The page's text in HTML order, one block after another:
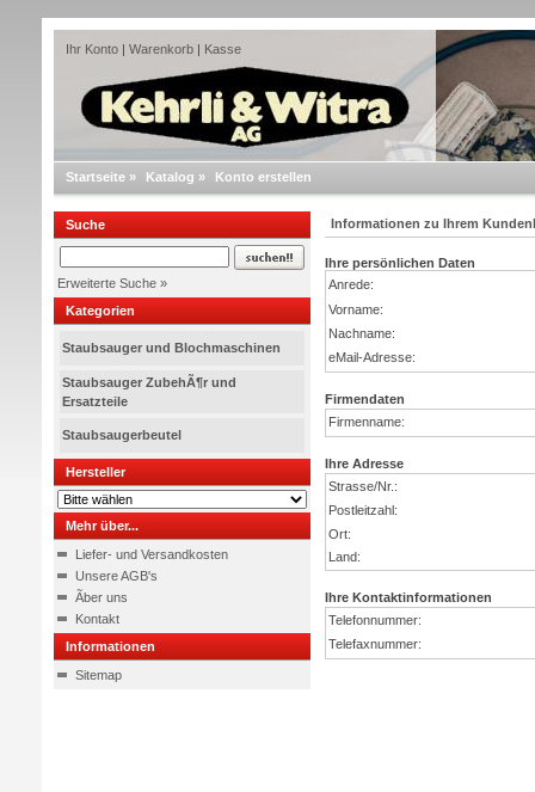
Ihr Konto | Warenkorb | Kasse
Startseite » Katalog » Konto erstellen
Suche
Erweiterte Suche »
Kategorien
Staubsauger und Blochmaschinen
Staubsauger ZubehÃ¶r und
Ersatzteile
Staubsaugerbeutel
Hersteller
Mehr über...
Liefer- und Versandkosten
Unsere AGB's
Ãber uns
Kontakt
Informationen
Sitemap
Informationen zu Ihrem
Ihre persönlichen Daten
Anrede:
Vorname:
Nachname:
eMail-Adresse:
Firmendaten
Firmenname:
Ihre Adresse
Strasse/Nr.:
Postleitzahl:
Ort:
Land:
Ihre Kontaktinformationen
Telefonnummer:
Telefaxnummer: